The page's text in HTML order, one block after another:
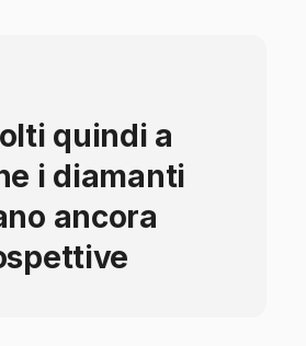
quindi a
i diamanti
ancora